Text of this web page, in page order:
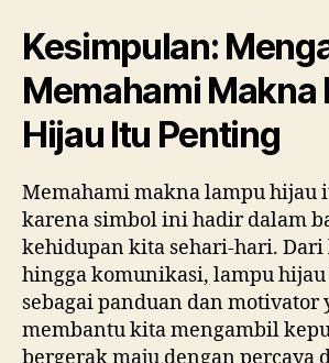
Kesimpulan:
Memahami Makna
Hijau Itu Penting
Memahami makna lampu hijau
karena simbol ini hadir dalam
kehidupan kita sehari-hari.
hingga komunikasi, lampu
sebagai panduan dan motivator
membantu kita mengambil
bergerak maju dengan percaya